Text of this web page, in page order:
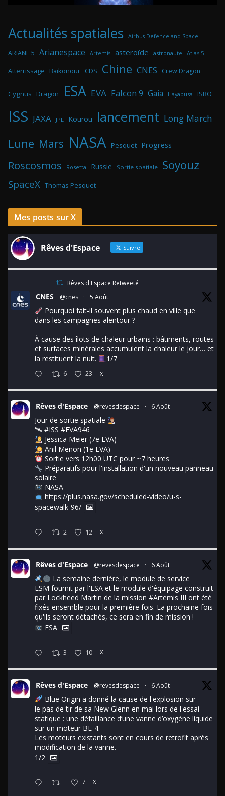
Actualités spatiales Airbus Defence and Space
ARIANE 5 Arianespace Artemis asteroïde astronaute Atlas 5
Atterrissage Baikonour CDS Chine CNES Crew Dragon
Cygnus Dragon ESA EVA Falcon 9 Gaia Hayabusa ISRO
ISS JAXA JPL Kourou lancement Long March
Lune Mars NASA Pesquet Progress
Roscosmos Rosetta Russie Sortie spatiale Soyouz
SpaceX Thomas Pesquet
Mes posts sur X
Rêves d'Espace Suivre
Rêves d'Espace Retweeté
CNES @cnes · 5 Août
Pourquoi fait-il souvent plus chaud en ville que
dans les campagnes alentour ?
À cause des îlots de chaleur urbains : bâtiments, routes
et surfaces minérales accumulent la chaleur le jour… et
la restituent la nuit.
1/7
6 23 X
Rêves d'Espace @revesdespace · 6 Août
Jour de sortie spatiale
🛰 #ISS #EVA946
Jessica Meier (7e EVA)
Anil Menon (1e EVA)
Sortie vers 12h00 UTC pour ~7 heures
Préparatifs pour l'installation d'un nouveau panneau
solaire
NASA
https://plus.nasa.gov/scheduled-video/u-s-
spacewalk-96/
2 12 X
Rêves d'Espace @revesdespace · 6 Août
La semaine dernière, le module de service
ESM fournit par l'ESA et le module d'équipage construit
par Lockheed Martin de la mission #Artemis III ont été
fixés ensemble pour la première fois. La prochaine fois
qu'ils seront détachés, ce sera en fin de mission !
ESA
3 10 X
Rêves d'Espace @revesdespace · 6 Août
Blue Origin a donné la cause de l'explosion sur
le pas de tir de sa New Glenn en mai lors de l'essai
statique : une défaillance d’une vanne d’oxygène liquide
sur un moteur BE-4.
Les moteurs existants sont en cours de retrofit après
modification de la vanne.
1/2
7 X